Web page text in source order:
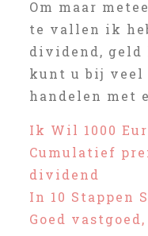
Om maar
te vallen ik
dividend, geld
kunt u bij veel
handelen met
Ik Wil 1000
Cumulatief
dividend
In 10 Stappen
Goed